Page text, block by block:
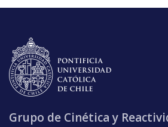
Grupo de Cinética y